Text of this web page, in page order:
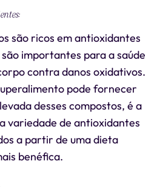
são ricos em antioxidantes
importantes para a saúde
contra danos oxidativos.
pode fornecer
desses compostos, é a
variedade de antioxidantes
a partir de uma dieta
benéfica.